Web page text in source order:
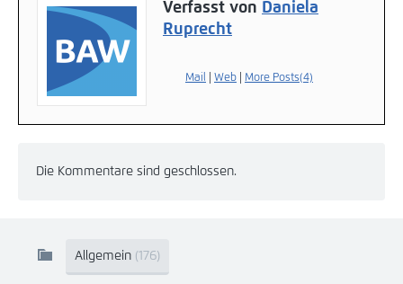
Verfasst von Daniela
Ruprecht
Mail Web More Posts(4)
Die Kommentare sind geschlossen.
Allgemein (176)